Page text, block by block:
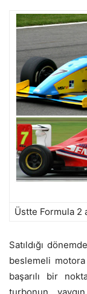
Üstte Formula 2
Satıldığı
beslemeli
başarılı bir
turbonun